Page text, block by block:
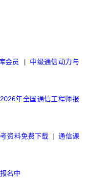
会员 | 中级通信动力与
2026年全国通信工程师报
资料免费下载 |通信课
名中